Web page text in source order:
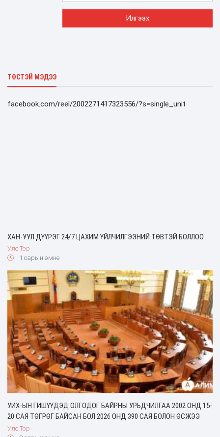
ТӨСТЭЙ МЭДЭЭ
facebook.com/reel/2002271417323556/?s=single_unit
ХАН-УУЛ ДҮҮРЭГ 24/7 ЦАХИМ ҮЙЛЧИЛГЭЭНИЙ ТӨВТЭЙ БОЛЛОО
Улс Төр
1 сарын өмнө
УИХ-ЫН ГИШҮҮДЭД ОЛГОДОГ БАЙРНЫ УРЬДЧИЛГАА 2002 ОНД 15-
20 САЯ ТӨГРӨГ БАЙСАН БОЛ 2026 ОНД 390 САЯ БОЛОН ӨСЖЭЭ
Улс Төр